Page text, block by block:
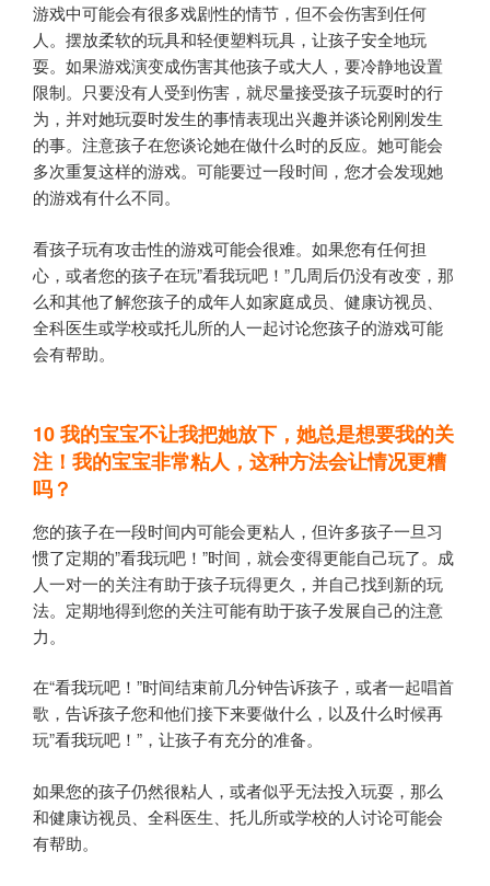
游戏中可能会有很多戏剧性的情节，但不会伤害到任何
人。摆放柔软的玩具和轻便塑料玩具，让孩子安全地玩
耍。如果游戏演变成伤害其他孩子或大人，要冷静地设置
限制。只要没有人受到伤害，就尽量接受孩子玩耍时的行
为，并对她玩耍时发生的事情表现出兴趣并谈论刚刚发生
的事。注意孩子在您谈论她在做什么时的反应。她可能会
多次重复这样的游戏。可能要过一段时间，您才会发现她
的游戏有什么不同。
看孩子玩有攻击性的游戏可能会很难。如果您有任何担
心，或者您的孩子在玩”看我玩吧！”几周后仍没有改变，那
么和其他了解您孩子的成年人如家庭成员、健康访视员、
全科医生或学校或托儿所的人一起讨论您孩子的游戏可能
会有帮助。
10我的宝宝不让我把她放下，她总是想要我的关
注！我的宝宝非常粘人，这种方法会让情况更糟
吗？
您的孩子在一段时间内可能会更粘人，但许多孩子一旦习
惯了定期的”看我玩吧！”时间，就会变得更能自己玩了。成
人一对一的关注有助于孩子玩得更久，并自己找到新的玩
法。定期地得到您的关注可能有助于孩子发展自己的注意
力。
在“看我玩吧！”时间结束前几分钟告诉孩子，或者一起唱首
歌，告诉孩子您和他们接下来要做什么，以及什么时候再
玩”看我玩吧！”，让孩子有充分的准备。
如果您的孩子仍然很粘人，或者似乎无法投入玩耍，那么
和健康访视员、全科医生、托儿所或学校的人讨论可能会
有帮助。